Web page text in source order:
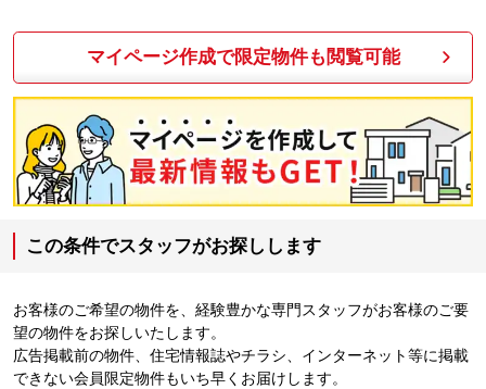
マイページ作成で限定物件も閲覧可能
この条件でスタッフがお探しします
お客様のご希望の物件を、経験豊かな専門スタッフがお客様のご要
望の物件をお探しいたします。
広告掲載前の物件、住宅情報誌やチラシ、インターネット等に掲載
できない会員限定物件もいち早くお届けします。